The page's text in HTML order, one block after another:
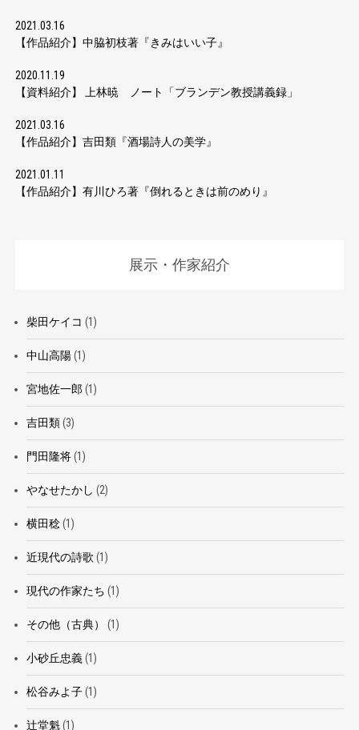
2021.03.16
【作品紹介】中脇初枝著『きみはいい子』
2020.11.19
【資料紹介】 上林暁 ノート「ブランデン教授講義録」
2021.03.16
【作品紹介】吉田類『酒場詩人の美学』
2021.01.11
【作品紹介】有川ひろ著『倒れるときは前のめり』
展示・作家紹介
柴田ケイコ (1)
中山高陽(1)
宮地佐一郎 (1)
吉田類(3)
門田隆将(1)
やなせたかし (2)
横田稔(1)
近現代の詩歌 (1)
現代の作家たち (1)
その他（古典） (1)
小砂丘忠義(1)
松谷みよ子(1)
辻堂魁(1)